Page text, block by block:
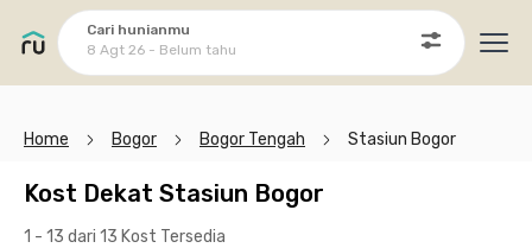
Cari hunianmu
8 Agt 26 - Belum tahu
Home Bogor Bogor Tengah Stasiun Bogor
Kost Dekat Stasiun Bogor
1 - 13 dari 13 Kost Tersedia